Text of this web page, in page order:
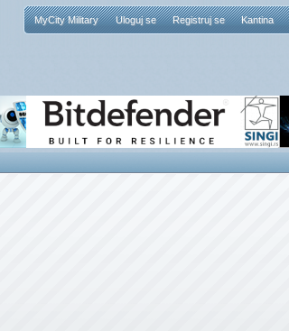
MyCity Military Uloguj se Registruj se Kantina